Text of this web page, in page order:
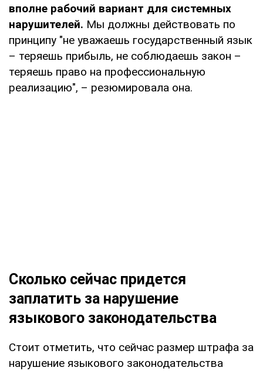
вполне рабочий вариант для системных
нарушителей. Мы должны действовать по
принципу "не уважаешь государственный язык
– теряешь прибыль, не соблюдаешь закон –
теряешь право на профессиональную
реализацию", – резюмировала она.
Сколько сейчас придется
заплатить за нарушение
языкового законодательства
Стоит отметить, что сейчас размер штрафа за
нарушение языкового законодательства